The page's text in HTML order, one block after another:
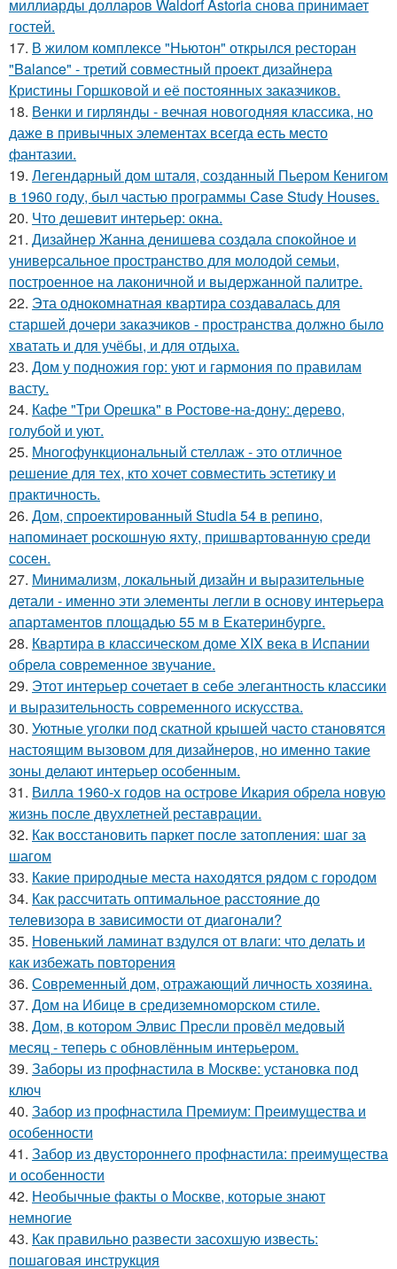
миллиарды долларов Waldorf Astoria снова принимает
гостей.
17. В жилом комплексе "Ньютон" открылся ресторан
"Balance" - третий совместный проект дизайнера
Кристины Горшковой и её постоянных заказчиков.
18. Венки и гирлянды - вечная новогодняя классика, но
даже в привычных элементах всегда есть место
фантазии.
19. Легендарный дом шталя, созданный Пьером Кенигом
в 1960 году, был частью программы Case Study Houses.
20. Что дешевит интерьер: окна.
21. Дизайнер Жанна денишева создала спокойное и
универсальное пространство для молодой семьи,
построенное на лаконичной и выдержанной палитре.
22. Эта однокомнатная квартира создавалась для
старшей дочери заказчиков - пространства должно было
хватать и для учёбы, и для отдыха.
23. Дом у подножия гор: уют и гармония по правилам
васту.
24. Кафе "Три Орешка" в Ростове-на-дону: дерево,
голубой и уют.
25. Многофункциональный стеллаж - это отличное
решение для тех, кто хочет совместить эстетику и
практичность.
26. Дом, спроектированный Studia 54 в репино,
напоминает роскошную яхту, пришвартованную среди
сосен.
27. Минимализм, локальный дизайн и выразительные
детали - именно эти элементы легли в основу интерьера
апартаментов площадью 55 м в Екатеринбурге.
28. Квартира в классическом доме XIX века в Испании
обрела современное звучание.
29. Этот интерьер сочетает в себе элегантность классики
и выразительность современного искусства.
30. Уютные уголки под скатной крышей часто становятся
настоящим вызовом для дизайнеров, но именно такие
зоны делают интерьер особенным.
31. Вилла 1960-х годов на острове Икария обрела новую
жизнь после двухлетней реставрации.
32. Как восстановить паркет после затопления: шаг за
шагом
33. Какие природные места находятся рядом с городом
34. Как рассчитать оптимальное расстояние до
телевизора в зависимости от диагонали?
35. Новенький ламинат вздулся от влаги: что делать и
как избежать повторения
36. Современный дом, отражающий личность хозяина.
37. Дом на Ибице в средиземноморском стиле.
38. Дом, в котором Элвис Пресли провёл медовый
месяц - теперь с обновлённым интерьером.
39. Заборы из профнастила в Москве: установка под
ключ
40. Забор из профнастила Премиум: Преимущества и
особенности
41. Забор из двустороннего профнастила: преимущества
и особенности
42. Необычные факты о Москве, которые знают
немногие
43. Как правильно развести засохшую известь:
пошаговая инструкция